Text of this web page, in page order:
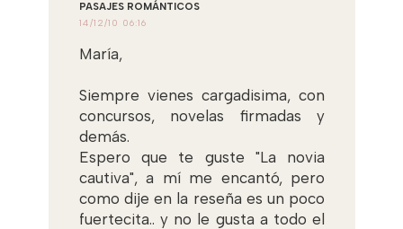
PASAJES ROMÁNTICOS
14/12/10 06:16
María,
Siempre vienes cargadisima, con
concursos, novelas firmadas y
demás.
Espero que te guste "La novia
cautiva", a mí me encantó, pero
como dije en la reseña es un poco
fuertecita.. y no le gusta a todo el